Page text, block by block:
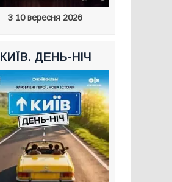
З 10 вересня 2026
КИЇВ. ДЕНЬ-НІЧ